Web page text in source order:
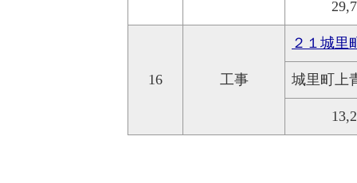
16 工事
２１城里
城里町上